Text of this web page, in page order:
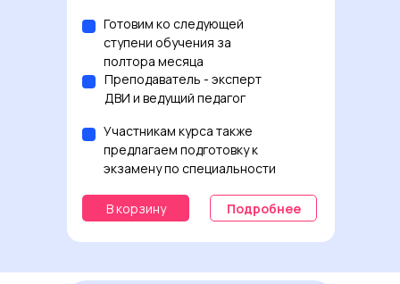
Преподаватель - эксперт
ДВИ и ведущий педагог
Подробнее
В корзину
Готовим ко следующей
ступени обучения за
полтора месяца
Участникам курса также
предлагаем подготовку к
экзамену по специальности